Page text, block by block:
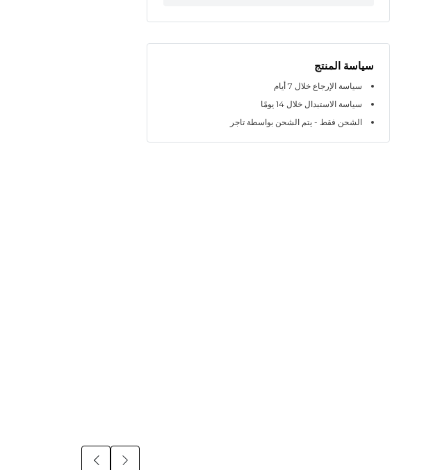
سياسة المنتج
سياسة الإرجاع خلال 7 أيام
سياسة الاستبدال خلال 14 يومًا
الشحن فقط - يتم الشحن بواسطة تاجر